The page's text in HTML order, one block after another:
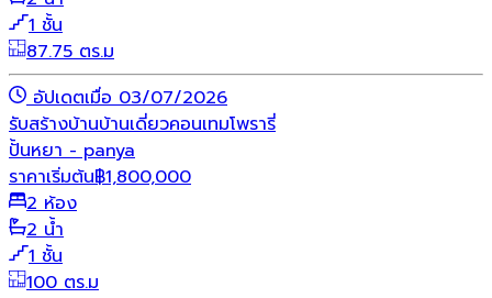
1 ชั้น
87.75 ตร.ม
อัปเดตเมื่อ 03/07/2026
รับสร้างบ้านบ้านเดี่ยวคอนเทมโพรารี่
ปั้นหยา - panya
ราคาเริ่มต้น฿1,800,000
2 ห้อง
2 น้ำ
1 ชั้น
100 ตร.ม